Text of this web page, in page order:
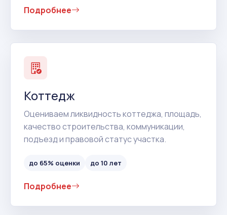
Подробнее
Коттедж
Оцениваем ликвидность коттеджа, площадь,
качество строительства, коммуникации,
подъезд и правовой статус участка.
до 65% оценки до 10 лет
Подробнее